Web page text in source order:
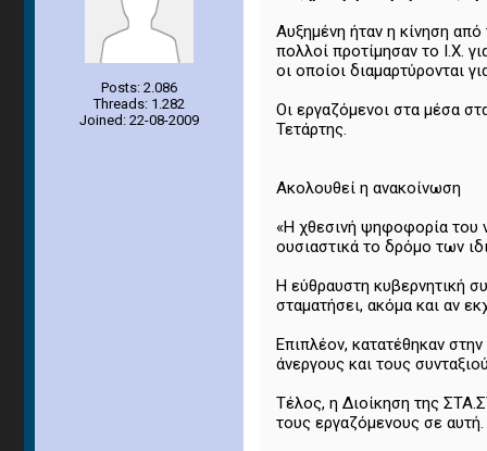
Posts: 2.086
Threads: 1.282
Joined: 22-08-2009
Αυξημένη ήταν η κίνηση
πολλοί προτίμησαν το Ι.Χ.
οι οποίοι διαμαρτύρονται
Οι εργαζόμενοι στα μέσα
Τετάρτης.
Ακολουθεί η ανακοίνωση
«Η χθεσινή ψηφοφορία του
ουσιαστικά το δρόμο των
Η εύθραυστη κυβερνητική
σταματήσει, ακόμα και αν
Επιπλέον, κατατέθηκαν
άνεργους και τους
Τέλος, η Διοίκηση της
τους εργαζόμενους σε αυτή.